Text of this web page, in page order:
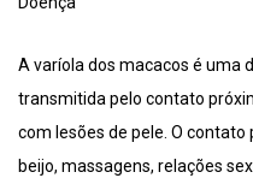
A varíola dos macacos é uma
transmitida pelo contato
com lesões de pele. O
beijo, massagens, relações